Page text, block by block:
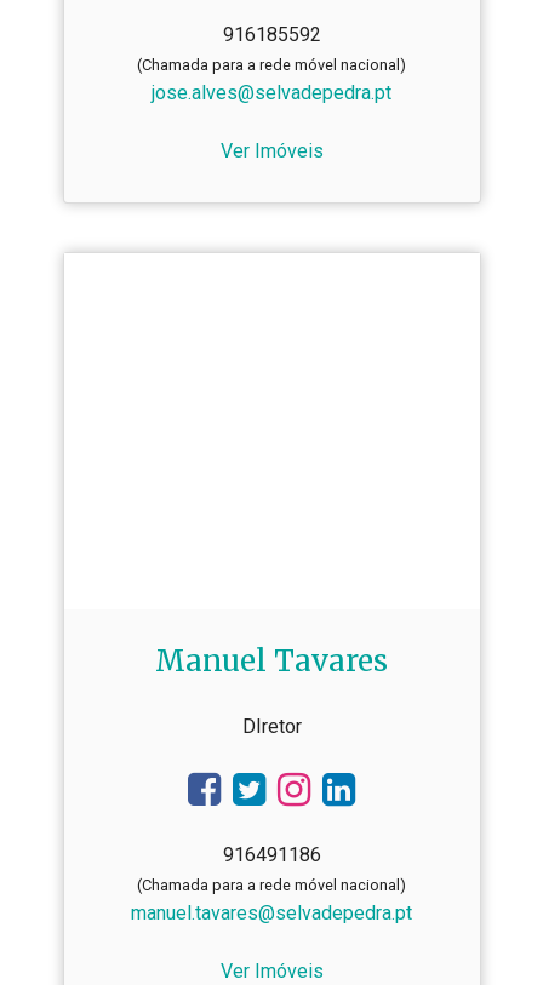
916185592
(Chamada para a rede móvel nacional)
jose.alves@selvadepedra.pt
Ver Imóveis
Manuel Tavares
DIretor
916491186
(Chamada para a rede móvel nacional)
manuel.tavares@selvadepedra.pt
Ver Imóveis